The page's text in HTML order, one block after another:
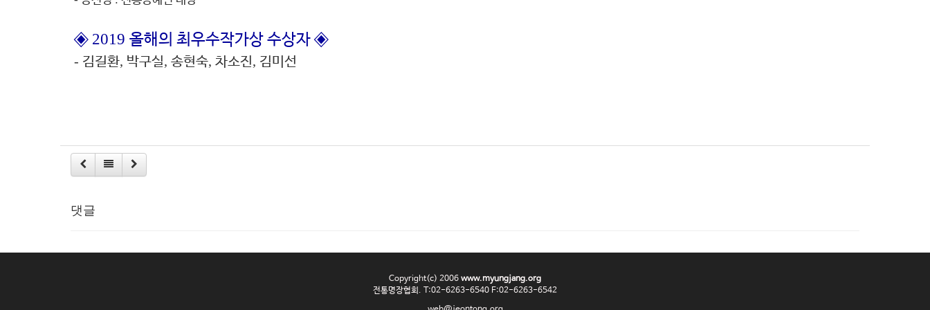
◈ 2019 올해의 최우수작가상 수상자◈
- 김길환, 박구실, 송현숙, 차소진, 김미선
댓글
Copyright(c) 2006 www.myungjang.org
전통명장협회. T:02-6263-6540 F:02-6263-6542